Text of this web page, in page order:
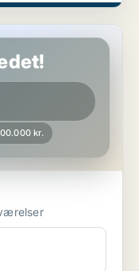
kr.
salg i 6000 Kolding 3 værelser